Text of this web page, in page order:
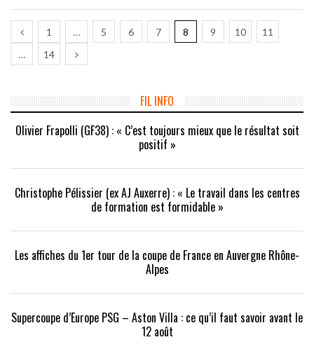
1 … 5 6 7 8 9 10
11
…
14
FIL INFO
Olivier Frapolli (GF38) : « C’est toujours mieux que le résultat soit
positif »
Christophe Pélissier (ex AJ Auxerre) : « Le travail dans les centres
de formation est formidable »
Les affiches du 1er tour de la coupe de France en Auvergne Rhône-
Alpes
Supercoupe d’Europe PSG – Aston Villa : ce qu’il faut savoir avant le
12 août